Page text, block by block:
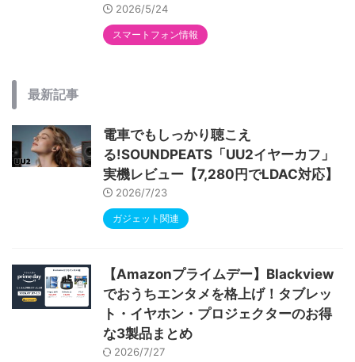
2026/5/24
スマートフォン情報
最新記事
電車でもしっかり聴こえ
る!SOUNDPEATS「UU2イヤーカフ」
実機レビュー【7,280円でLDAC対応】
2026/7/23
ガジェット関連
【Amazonプライムデー】Blackview
でおうちエンタメを格上げ！タブレッ
ト・イヤホン・プロジェクターのお得
な3製品まとめ
2026/7/27